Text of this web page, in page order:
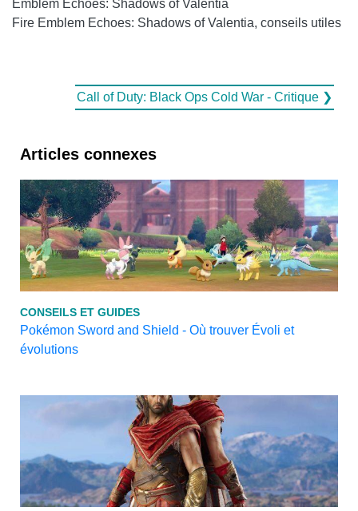
Emblem Echoes: Shadows of Valentia
Fire Emblem Echoes: Shadows of Valentia, conseils utiles
Call of Duty: Black Ops Cold War - Critique ❯
Articles connexes
CONSEILS ET GUIDES
Pokémon Sword and Shield - Où trouver Évoli et
évolutions